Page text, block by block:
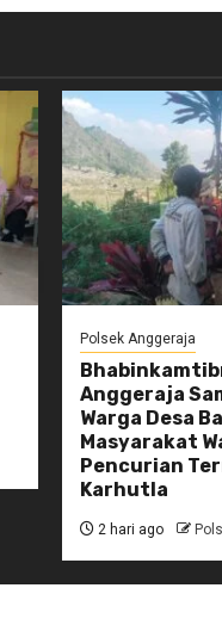
Polsek Anggeraja
Anggeraja
Warga Desa
Masyarakat
Pencurian
Karhutla
2 hari ago